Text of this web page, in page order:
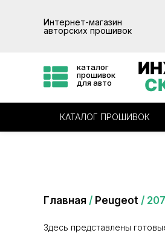
Интернет-магазин
авторских прошивок
каталог
прошивок
для авто
КАТАЛОГ ПРОШИВОК
Главная / Peugeot / 207
Здесь представлены